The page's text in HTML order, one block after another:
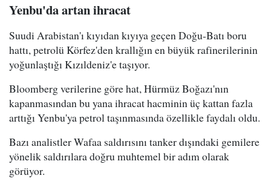
Yenbu'da artan ihracat
Suudi Arabistan'ı kıyıdan kıyıya geçen Doğu-Batı boru
hattı, petrolü Körfez'den krallığın en büyük rafinerilerinin
yoğunlaştığı Kızıldeniz'e taşıyor.
Bloomberg verilerine göre hat, Hürmüz Boğazı'nın
kapanmasından bu yana ihracat hacminin üç kattan fazla
arttığı Yenbu'ya petrol taşınmasında özellikle faydalı oldu.
Bazı analistler Wafaa saldırısını tanker dışındaki gemilere
yönelik saldırılara doğru muhtemel bir adım olarak
görüyor.